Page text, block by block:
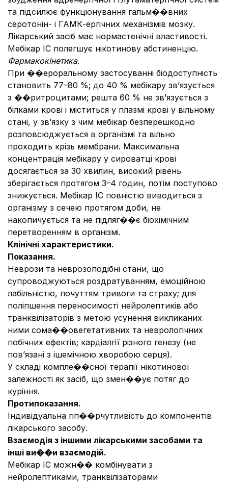
та підсилює функціонування гальм��вних
серотонін- і ГАМК-ергічних механізмів мозку.
Лікарський засіб має нормастенічні властивості.
Мебікар ІС полегшує нікотинову абстиненцію.
Фармакокінетика.
При ��ероральному застосуванні біодоступність
становить 77–80 %; до 40 % мебікару зв’язується
з ��ритроцитами; решта 60 % не зв’язується з
білками крові і міститься у плазмі крові у вільному
стані, у зв’язку з чим мебікар безперешкодно
розповсюджується в організмі та вільно
проходить крізь мембрани. Максимальна
концентрація мебікару у сироватці крові
досягається за 30 хвилин, високий рівень
зберігається протягом 3–4 годин, потім поступово
знижується. Мебікар ІС повністю виводиться з
організму з сечею протягом доби, не
накопичується та не підляг��є біохімічним
перетворенням в організмі.
Клінічні характеристики.
Показання.
Неврози та неврозоподібні стани, що
супроводжуються роздратуванням, емоційною
лабільністю, почуттям тривоги та страху; для
поліпшення переносимості нейролептиків або
транквілізаторів з метою усунення викликаних
ними сома��овегетативних та неврологічних
побічних ефектів; кардіалгії різного генезу (не
пов’язані з ішемічною хворобою серця).
У складі компле��сної терапії нікотинової
залежності як засіб, що змен��ує потяг до
куріння.
Протипоказання.
Індивідуальна гіп��рчутливість до компонентів
лікарського засобу.
Взаємодія з іншими лікарськими засобами та
інші ви��и взаємодій.
Мебікар ІС можн�� комбінувати з
нейролептиками, транквілізаторами